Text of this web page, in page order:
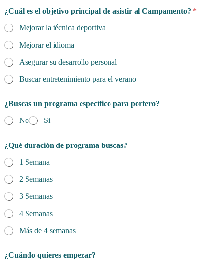
¿Cuál es el objetivo principal de asistir al Campamento? *
Mejorar la técnica deportiva
Mejorar el idioma
Asegurar su desarrollo personal
Buscar entretenimiento para el verano
¿Buscas un programa específico para portero?
No
Si
e
N
o
m
b
r
e
¿Qué duración de programa buscas?
1 Semana
2 Semanas
3 Semanas
4 Semanas
Más de 4 semanas
¿Cuándo quieres empezar?